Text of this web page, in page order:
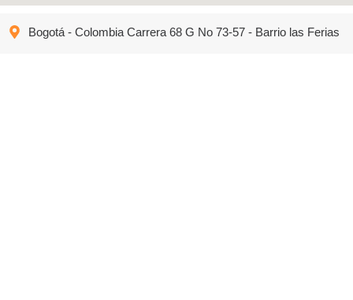
Bogotá - Colombia Carrera 68 G No 73-57 - Barrio las Ferias